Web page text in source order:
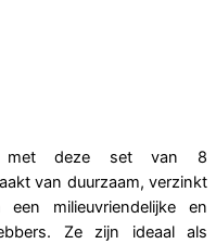
met deze set van 8
van duurzaam, verzinkt
milieuvriendelijke en
Ze zijn ideaal als